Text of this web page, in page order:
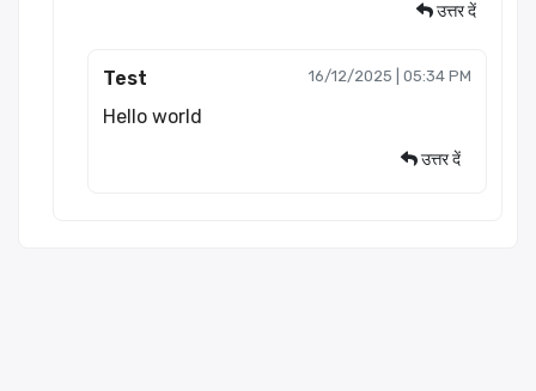
उत्तर दें
Test 16/12/2025 | 05:34 PM
Hello world
उत्तर दें